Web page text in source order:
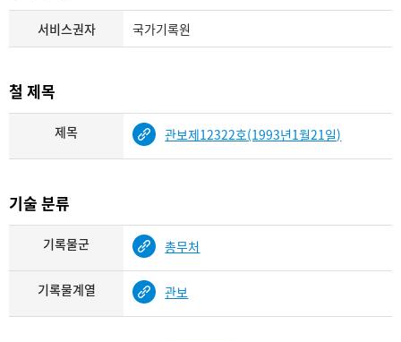
서비스권자 국가기록원
철 제목
제목 관보제12322호(1993년1월21일)
기술 분류
기록물군 총무처
기록물계열 관보